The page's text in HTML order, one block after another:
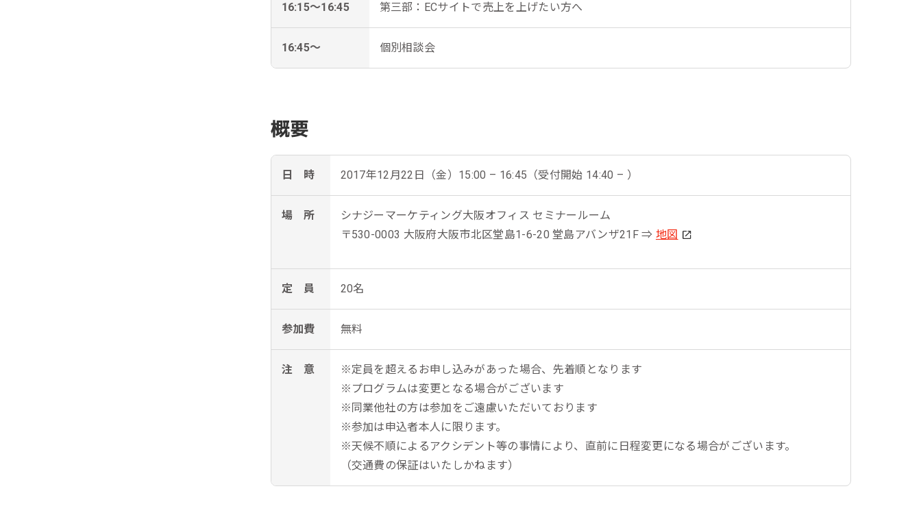
16:15～16:45 第三部：ECサイトで売上を上げたい方へ
16:45～ 個別相談会
概要
日 時 2017年12月22日（金）15:00 – 16:45（受付開始 14:40 – ）
場 所
シナジーマーケティング大阪オフィス セミナールーム
〒530-0003 大阪府大阪市北区堂島1-6-20 堂島アバンザ21F ⇒ 地図
定 員 20名
参加費 無料
注 意
※定員を超えるお申し込みがあった場合、先着順となります
※プログラムは変更となる場合がございます
※同業他社の方は参加をご遠慮いただいております
※参加は申込者本人に限ります。
※天候不順によるアクシデント等の事情により、直前に日程変更になる場合がございます。
（交通費の保証はいたしかねます）